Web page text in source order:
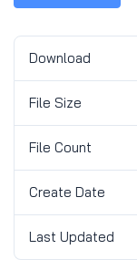
Download
File Size
File Count
Create Date
Last Updated